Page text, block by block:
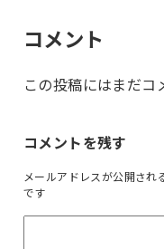
コメント
この投稿にはまだコ
コメントを残す
メールアドレスが公開され
です